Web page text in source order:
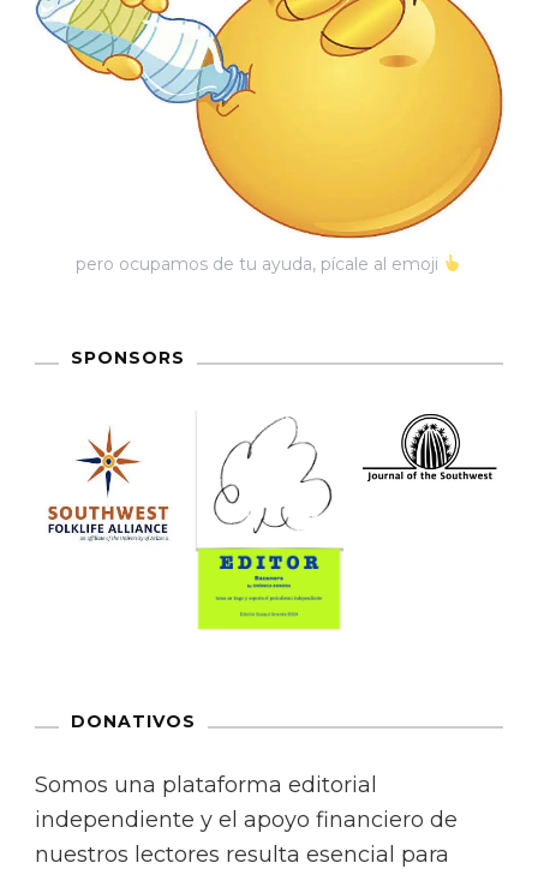
pero ocupamos de tu ayuda, pícale al emoji
SPONSORS
DONATIVOS
Somos una plataforma editorial
independiente y el apoyo financiero de
nuestros lectores resulta esencial para